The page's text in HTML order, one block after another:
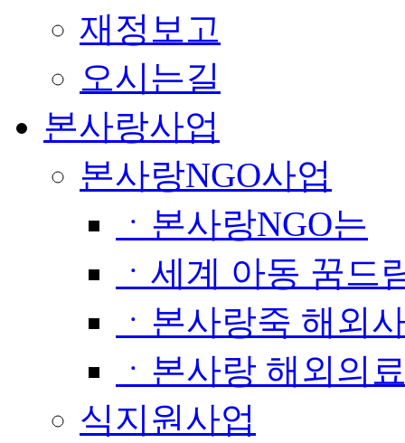
재정보고
오시는길
본사랑사업
본사랑NGO사업
ㆍ본사랑NGO는
ㆍ세계 아동 꿈드
ㆍ본사랑죽 해외
ㆍ본사랑 해외의
식지원사업